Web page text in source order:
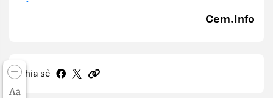
Aa
Cem.Info
Chia sẻ